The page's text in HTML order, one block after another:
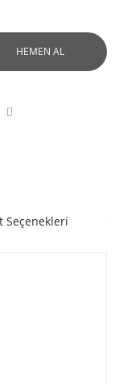
HEMEN AL
Seçenekleri